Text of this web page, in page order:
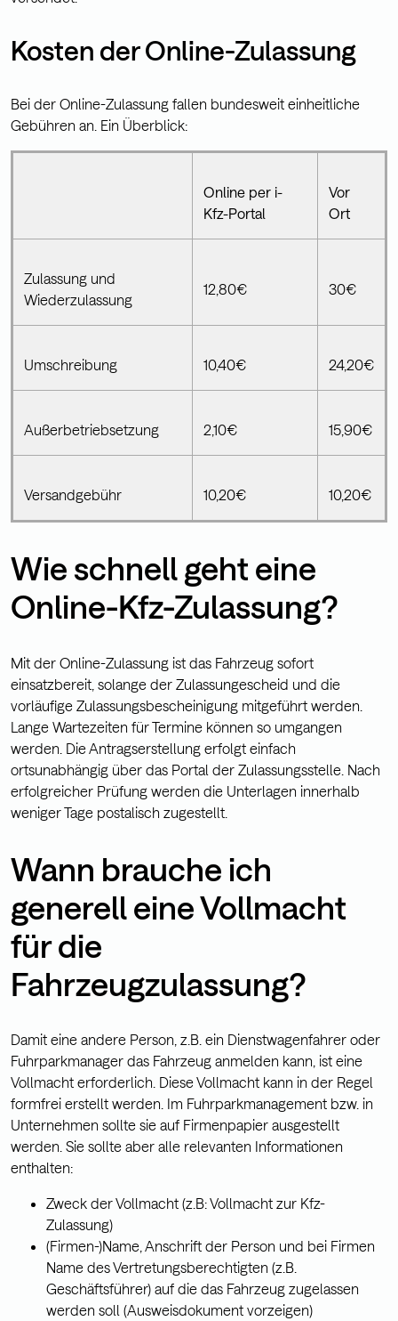
Kosten der Online-Zulassung
Bei der Online-Zulassung fallen bundesweit einheitliche
Gebühren an. Ein Überblick:
Online per i-
Kfz-Portal
Vor
Ort
Zulassung und
Wiederzulassung
12,80€ 30€
Umschreibung 10,40€ 24,20€
Außerbetriebsetzung 2,10€ 15,90€
Versandgebühr 10,20€ 10,20€
Wie schnell geht eine
Online-Kfz-Zulassung?
Mit der Online-Zulassung ist das Fahrzeug sofort
einsatzbereit, solange der Zulassungescheid und die
vorläufige Zulassungsbescheinigung mitgeführt werden.
Lange Wartezeiten für Termine können so umgangen
werden. Die Antragserstellung erfolgt einfach
ortsunabhängig über das Portal der Zulassungsstelle. Nach
erfolgreicher Prüfung werden die Unterlagen innerhalb
weniger Tage postalisch zugestellt.
Wann brauche ich
generell eine Vollmacht
für die
Fahrzeugzulassung?
Damit eine andere Person, z.B. ein Dienstwagenfahrer oder
Fuhrparkmanager das Fahrzeug anmelden kann, ist eine
Vollmacht erforderlich. Diese Vollmacht kann in der Regel
formfrei erstellt werden. Im Fuhrparkmanagement bzw. in
Unternehmen sollte sie auf Firmenpapier ausgestellt
werden. Sie sollte aber alle relevanten Informationen
enthalten:
Zweck der Vollmacht (z.B: Vollmacht zur Kfz-
Zulassung)
(Firmen-)Name, Anschrift der Person und bei Firmen
Name des Vertretungsberechtigten (z.B.
Geschäftsführer) auf die das Fahrzeug zugelassen
werden soll (Ausweisdokument vorzeigen)